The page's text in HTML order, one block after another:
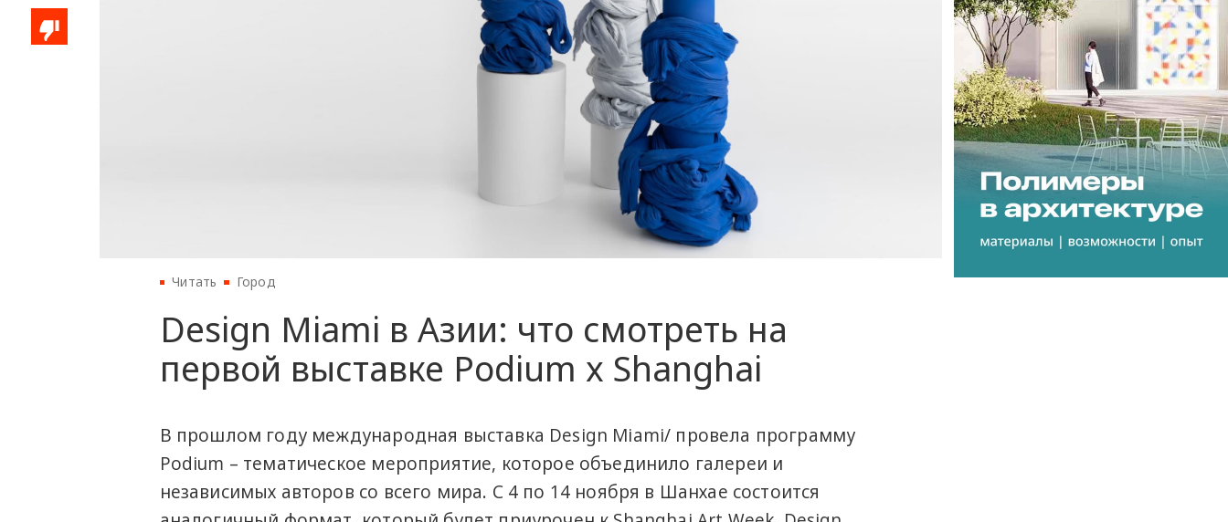
Читать Город
Design Miami в Азии: что смотреть на
первой выставке Podium x Shanghai
В прошлом году международная выставка Design Miami/ провела программу
Podium – тематическое мероприятие, которое объединило галереи и
независимых авторов со всего мира. С 4 по 14 ноября в Шанхае состоится